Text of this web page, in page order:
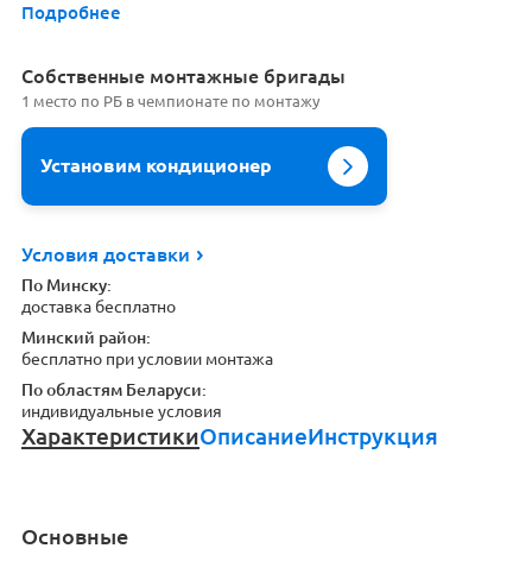
Подробнее
Cобственные монтажные бригады
1 место по РБ в чемпионате по монтажу
Установим кондиционер
Условия доставки
По Минску:
доставка бесплатно
Минский район:
бесплатно при условии монтажа
По областям Беларуси:
индивидуальные условия
ХарактеристикиОписаниеИнструкция
Основные